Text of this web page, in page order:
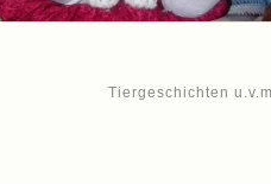
Tiergeschichten